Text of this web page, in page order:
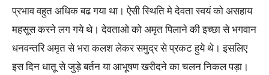
प्रभाव वहुत अधिक बढ गया था। ऐसी स्थिति मे देवता स्वयं को असहाय
महसूस करने लग गये थे। देवताओ को अमृत पिलाने की इच्छा से भगवान
धनवन्तरि अमृत से भरा कलश लेकर समुद्र से प्रकट हुये थे। इसलिए
इस दिन धातू से जुड़े बर्तन या आभूषण खरीदने का चलन निकल पड़ा।